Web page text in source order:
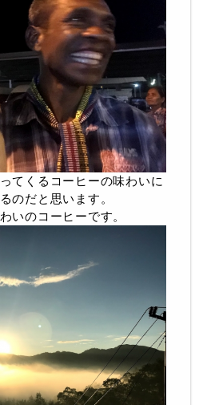
てくるコーヒーの味わいに
のだと思います。
いのコーヒーです。